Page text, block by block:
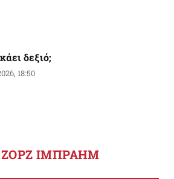
δεξιό;
18:50
ΙΜΠΡΑΗΜ